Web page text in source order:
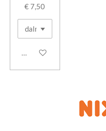
€ 7,50
In winkelwagen